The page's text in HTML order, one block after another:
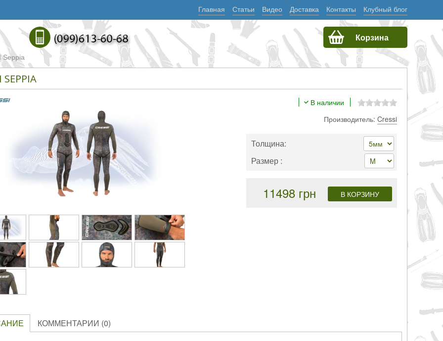
Главная Статьи Видео Доставка Контакты Клубный блог
Корзина
Seppia
SEPPIA
В наличии
Производитель: Cressi
Толщина:
Размер :
11498 грн
КОММЕНТАРИИ (0)